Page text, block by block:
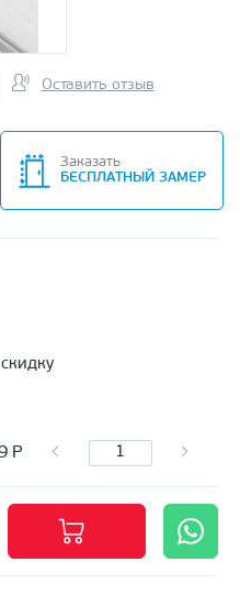
Оставить отзыв
Заказать
БЕСПЛАТНЫЙ ЗАМЕР
Р